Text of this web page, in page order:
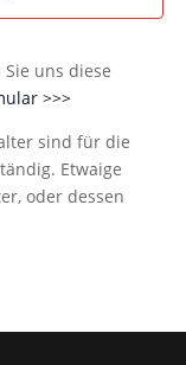
uns diese
>>>
sind für die
Etwaige
oder dessen